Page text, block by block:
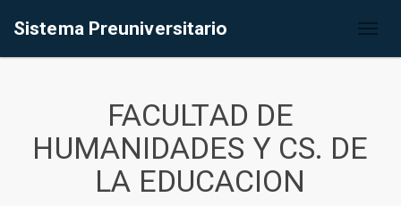
Sistema Preuniversitario
FACULTAD DE
HUMANIDADES Y CS. DE
LA EDUCACION